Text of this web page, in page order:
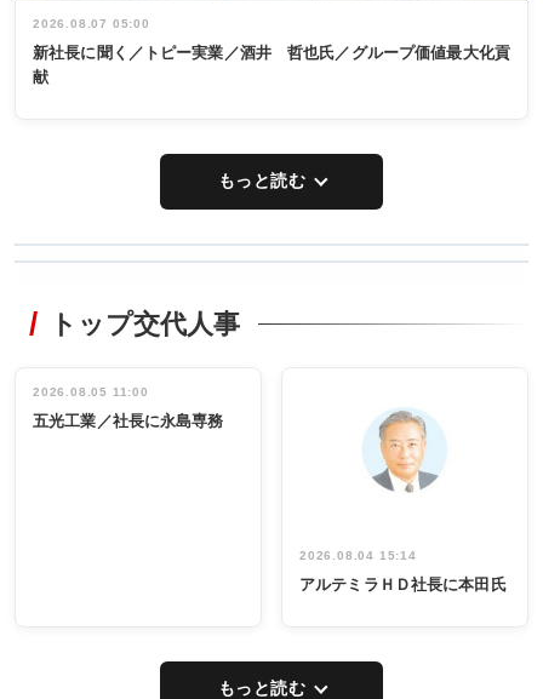
2026.08.07 05:00
新社長に聞く／トピー実業／酒井 哲也氏／グループ価値最大化貢
献
もっと読む
非鉄業界で
インタビュ
ー／社内ア
タックトレー
祝う 業界関
係者ら220人
出席
トップ交代人事
2026.08.05 11:00
五光工業／社長に永島専務
2026.08.04 15:14
アルテミラＨＤ社長に本田氏
もっと読む